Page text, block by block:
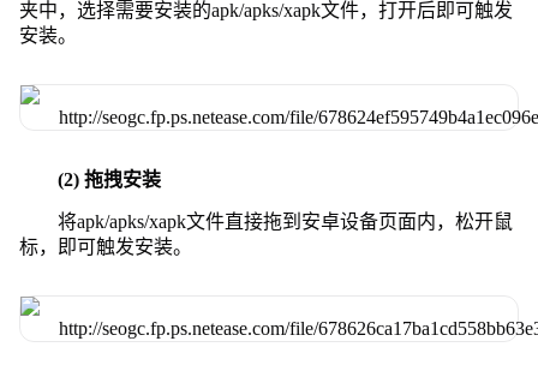
夹中，选择需要安装的apk/apks/xapk文件，打开后即可触发
安装。
(2) 拖拽安装
将apk/apks/xapk文件直接拖到安卓设备页面内，松开鼠
标，即可触发安装。